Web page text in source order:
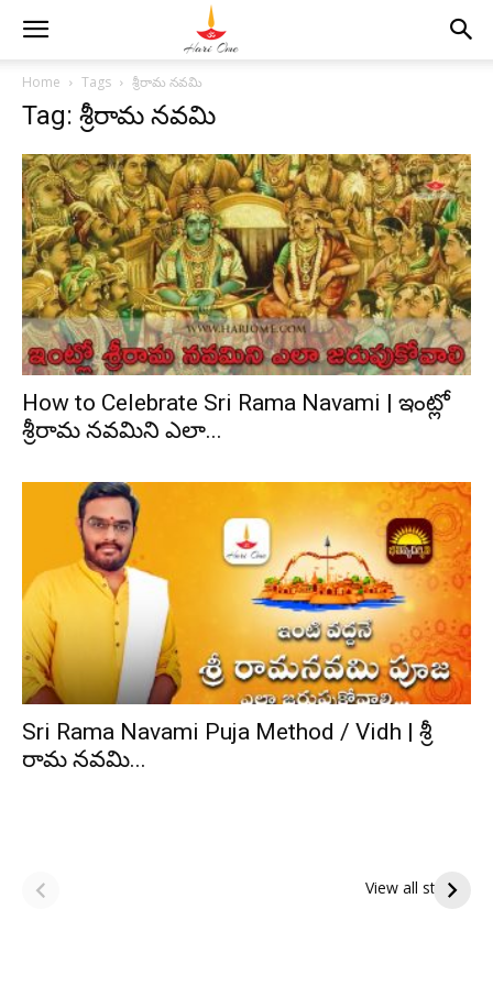
Home Tags శ్రీరామ నవమి
Tag: శ్రీరామ నవమి
How to Celebrate Sri Rama Navami | ఇంట్లో
శ్రీరామ నవమిని ఎలా...
Sri Rama Navami Puja Method / Vidh | శ్రీ
రామ నవమి...
View all stories
పితృదేవతల ఆశీర్వాదం
పొందే పవిత్ర రోజు
ఇంద్రకీలాద్రి గిరి ప్రదక్షిణ